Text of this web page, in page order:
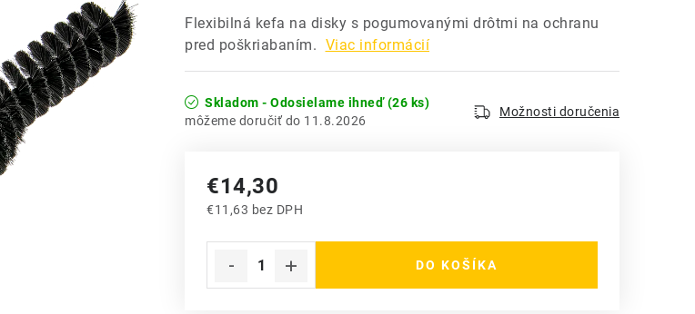
Flexibilná kefa na disky s pogumovanými drôtmi na ochranu
pred poškriabaním. Viac informácií
Skladom - Odosielame ihneď(26 ks)
11.8.2026
Možnosti doručenia
€14,30
€11,63 bez DPH
DO KOŠÍKA